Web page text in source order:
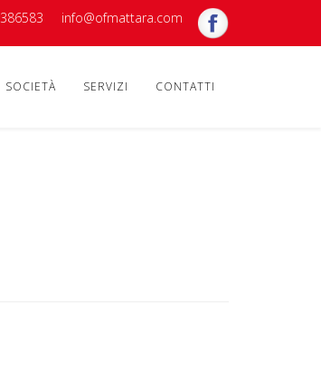
info@ofmattara.com
SOCIETÀ SERVIZI CONTATTI